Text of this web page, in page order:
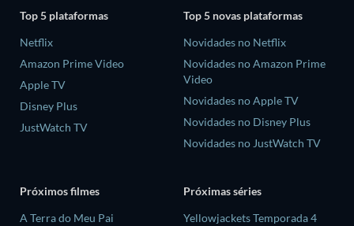
Top 5 plataformas
Netflix
Amazon Prime Video
Apple TV
Disney Plus
JustWatch TV
Top 5 novas plataformas
Novidades no Netflix
Novidades no Amazon Prime
Video
Novidades no Apple TV
Novidades no Disney Plus
Novidades no JustWatch TV
Próximos filmes
A Terra do Meu Pai
Próximas séries
Yellowjackets Temporada 4